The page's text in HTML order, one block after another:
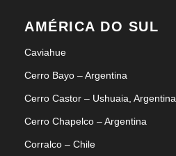
AMÉRICA DO SUL
Caviahue
Cerro Bayo – Argentina
Cerro Castor – Ushuaia, Argentina
Cerro Chapelco – Argentina
Corralco – Chile